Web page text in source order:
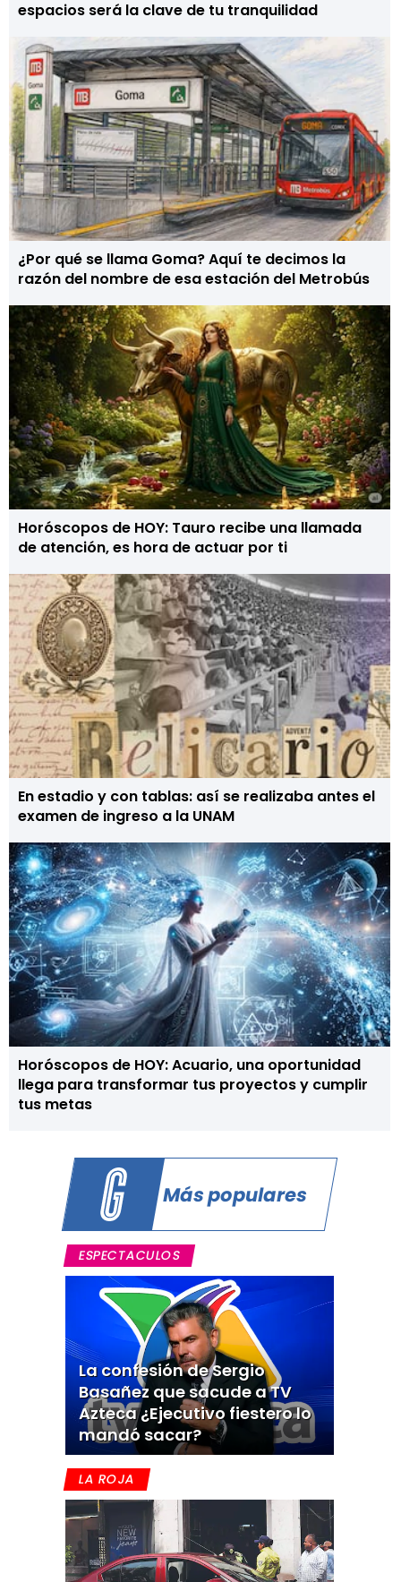
espacios será la clave de tu tranquilidad
¿Por qué se llama Goma? Aquí te decimos la
razón del nombre de esa estación del Metrobús
Horóscopos de HOY: Tauro recibe una llamada
de atención, es hora de actuar por ti
En estadio y con tablas: así se realizaba antes el
examen de ingreso a la UNAM
Horóscopos de HOY: Acuario, una oportunidad
llega para transformar tus proyectos y cumplir
tus metas
Más populares
ESPECTACULOS
La confesión de Sergio
Basañez que sacude a TV
Azteca ¿Ejecutivo fiestero lo
mandó sacar?
LA ROJA